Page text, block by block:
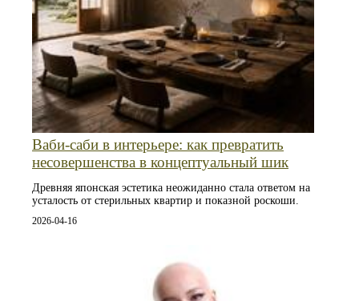
Ваби-саби в интерьере: как превратить
несовершенства в концептуальный шик
Древняя японская эстетика неожиданно стала ответом на
усталость от стерильных квартир и показной роскоши.
2026-04-16